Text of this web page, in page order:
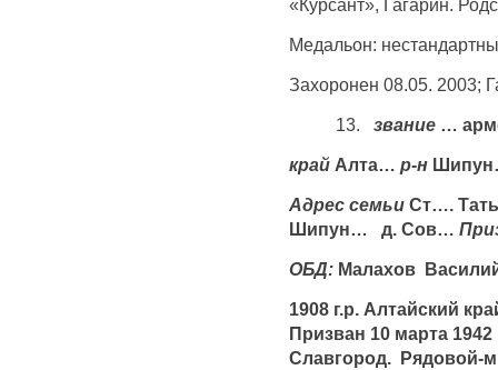
Медальон:
Захоронен 08.05. 2003;
13. звание
…
край Алта… р-н
Адрес семьи Ст….
Шипун… д. Сов…
ОБД: Малахов
1908 г.р. Алтайский
Призван 10 марта
Славгород. Рядовой-